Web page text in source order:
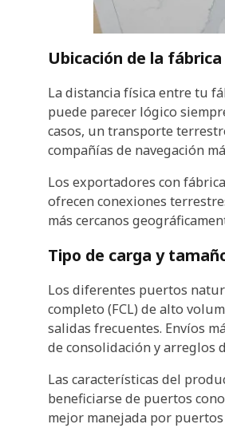
Ubicación de la
La distancia física entre tu
puede parecer lógico
casos, un transporte
compañías de navegación
Los exportadores con
ofrecen conexiones
más cercanos
Tipo de carga y
Los diferentes puertos
completo (FCL) de alto
salidas frecuentes. Envíos
de consolidación y arreglos
Las características del
beneficiarse de puertos
mejor manejada por